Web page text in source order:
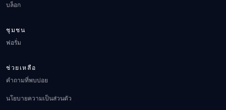
บล็อก
ชุมชน
ฟอรั่ม
ช่วยเหลือ
คำถามที่พบบ่อย
นโยบายความเป็นส่วนตัว